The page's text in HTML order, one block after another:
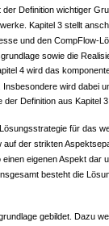
Definition wichtiger
Kapitel 3 stellt
und den CompFlow-
sowie die
4 wird das
wird dabei
Definition aus Kapitel
für das
der strikten
eigenen Aspekt dar
besteht die
gebildet. Dazu